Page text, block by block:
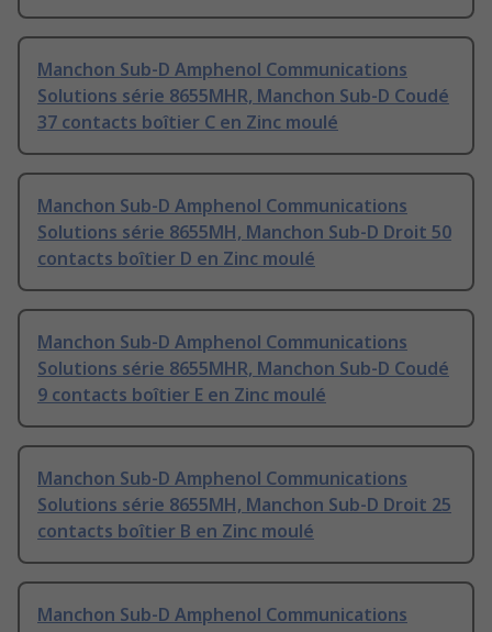
Manchon Sub-D Amphenol Communications
Solutions série 8655MHR, Manchon Sub-D Coudé
37 contacts boîtier C en Zinc moulé
Manchon Sub-D Amphenol Communications
Solutions série 8655MH, Manchon Sub-D Droit 50
contacts boîtier D en Zinc moulé
Manchon Sub-D Amphenol Communications
Solutions série 8655MHR, Manchon Sub-D Coudé
9 contacts boîtier E en Zinc moulé
Manchon Sub-D Amphenol Communications
Solutions série 8655MH, Manchon Sub-D Droit 25
contacts boîtier B en Zinc moulé
Manchon Sub-D Amphenol Communications